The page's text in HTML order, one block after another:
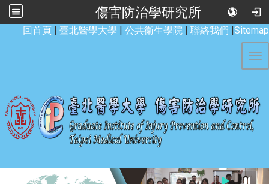
傷害防治學研究所
回首頁 | 臺北醫學大學 | 公共衛生學院 | 聯絡我們 |Sitemap